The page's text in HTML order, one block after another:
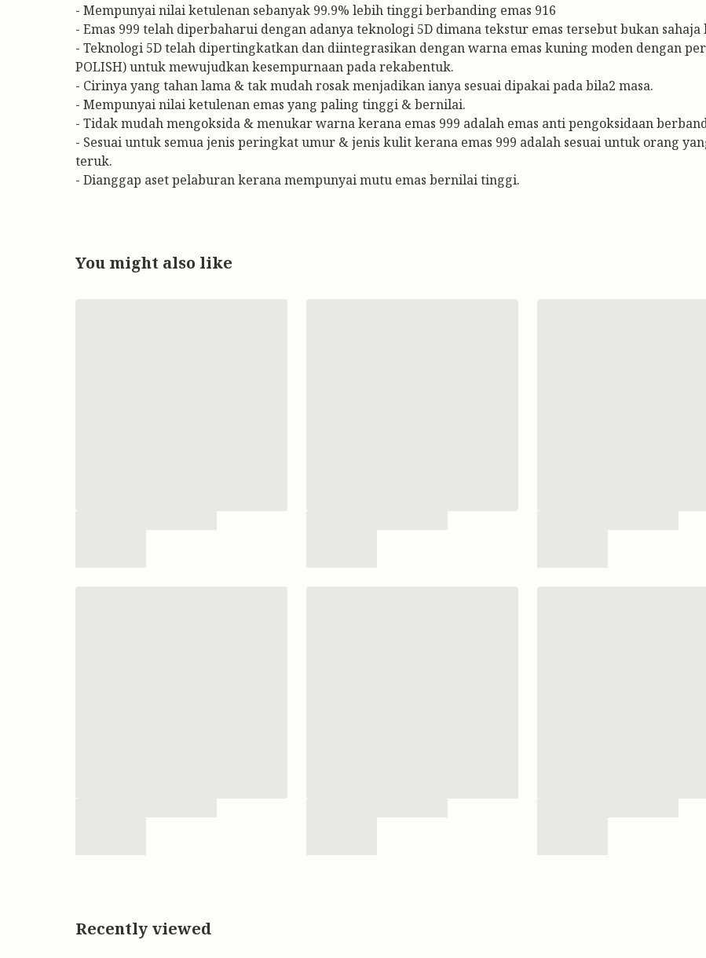
- Mempunyai nilai ketulenan sebanyak 99.9% lebih tinggi berbanding emas 916
- Emas 999 telah diperbaharui dengan adanya teknologi 5D dimana tekstur emas tersebut bukan
- Teknologi 5D telah dipertingkatkan dan diintegrasikan dengan warna emas kuning moden dengan
POLISH) untuk mewujudkan kesempurnaan pada rekabentuk.
- Cirinya yang tahan lama & tak mudah rosak menjadikan ianya sesuai dipakai pada bila2 masa.
- Mempunyai nilai ketulenan emas yang paling tinggi & bernilai.
- Tidak mudah mengoksida & menukar warna kerana emas 999 adalah emas anti pengoksidaan
- Sesuai untuk semua jenis peringkat umur & jenis kulit kerana emas 999 adalah sesuai untuk orang
teruk.
- Dianggap aset pelaburan kerana mempunyai mutu emas bernilai tinggi.
You might also like
Recently viewed